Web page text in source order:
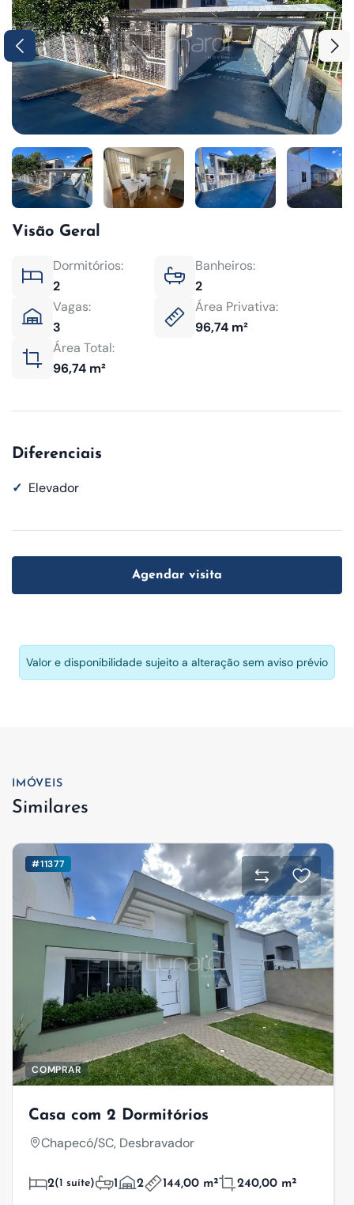
Visão Geral
Dormitórios:
2
Banheiros:
2
Vagas:
3
Área Privativa:
96,74 m²
Área Total:
96,74 m²
Diferenciais
✓ Elevador
Agendar visita
Valor e disponibilidade sujeito a alteração sem aviso prévio
IMÓVEIS
Similares
#11377
COMPRAR
Casa com 2 Dormitórios
Chapecó/SC, Desbravador
2(1 suíte) 1 2 144,00 m² 240,00 m²